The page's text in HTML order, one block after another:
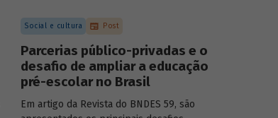
Social e cultura Post
Parcerias público-privadas e o
desafio de ampliar a educação
pré-escolar no Brasil
Em artigo da Revista do BNDES 59, são